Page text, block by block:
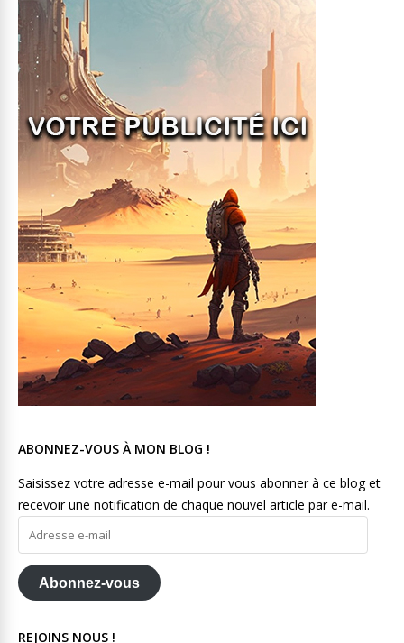
ABONNEZ-VOUS À MON BLOG !
Saisissez votre adresse e-mail pour vous abonner à ce blog et
recevoir une notification de chaque nouvel article par e-mail.
mail
Abonnez-vous
REJOINS NOUS !